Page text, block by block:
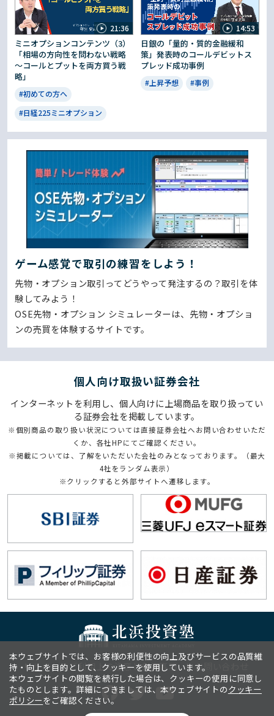
本ウェブサイトでは、お客様の利便性の向上及びサービスの品質維
持・向上を目的として、クッキーを使用しています。
本ウェブサイトの閲覧を続行した場合は、クッキーの使用に同意し
たものとします。詳細につきましては、本ウェブサイトのクッキー
ポリシーをご確認ください。
21:36
ミニオプションコンテンツ（3）
「相場の方向性を問わない戦略
～コールとプットを両方買う戦
略」
#初めての方へ
#日経225ミニオプション
14:53
日銀の「量的・質的金融緩和
策」発表時のコールデビットス
プレッド成功事例
#上昇予想 #事例
ゲーム感覚で取引の練習をしよう！
先物・オプション取引ってどうやって発注するの？取引を体
験してみよう！
OSE先物・オプション シミュレーターは、先物・オプショ
ンの売買を体験するサイトです。
個⼈向け取扱い証券会社
インターネットを利用し、個人向けに上場商品を取り扱ってい
る証券会社を掲載しています。
※個別商品の取り扱い状況については直接証券会社へお問い合わせいただ
くか、各社HPにてご確認ください。
※掲載については、了解をいただいた会社のみとなっております。（最大
4社をランダム表示）
※クリックすると外部サイトへ遷移します。
サイトのご利用上の注意と免責事項 お問い合わせ